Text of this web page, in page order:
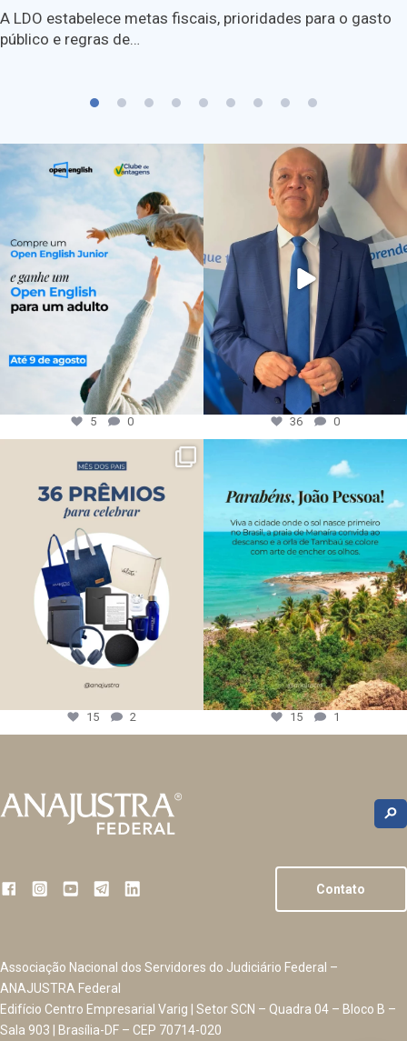
A LDO estabelece metas fiscais, prioridades para o gasto
público e regras de…
5 0 36 0
15 2 15 1
Contato
Associação Nacional dos Servidores do Judiciário Federal –
ANAJUSTRA Federal
Edifício Centro Empresarial Varig | Setor SCN – Quadra 04 – Bloco B –
Sala 903 | Brasília-DF – CEP 70714-020